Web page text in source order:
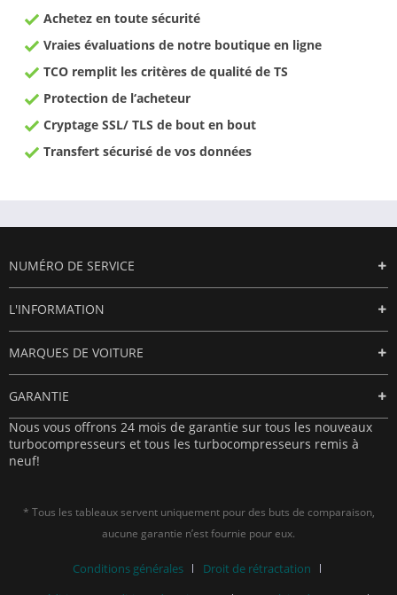
Achetez en toute sécurité
Vraies évaluations de notre boutique en ligne
TCO remplit les critères de qualité de TS
Protection de l‘acheteur
Cryptage SSL/ TLS de bout en bout
Transfert sécurisé de vos données
NUMÉRO DE SERVICE
L'INFORMATION
MARQUES DE VOITURE
GARANTIE
Nous vous offrons 24 mois de garantie sur tous les nouveaux
turbocompresseurs et tous les turbocompresseurs remis à
neuf!
* Tous les tableaux servent uniquement pour des buts de comparaison,
aucune garantie n’est fournie pour eux.
Conditions générales
Droit de rétractation